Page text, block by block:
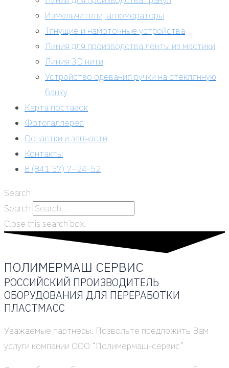
Измельчители, агломераторы
Тянущие и намоточные устройства
Линия для производства ленты из мастики
Линия 3D нити
Устройство одевания ручки на стеклянную
банку
Карта поставок
Фотогаллерея
Оснастки и запчасти
Контакты
8 (841 57) 7–24-52
Search
Search
Close this search box.
ПОЛИМЕРМАШ СЕРВИС
РОССИЙСКИЙ ПРОИЗВОДИТЕЛЬ
ОБОРУДОВАНИЯ ДЛЯ ПЕРЕРАБОТКИ
ПЛАСТМАСС
Ува­жа­е­мые парт­не­ры. Поз­воль­те пред­ло­жить Вам
услу­ги ком­па­нии ООО “Поли­мер­маш-сер­вис”